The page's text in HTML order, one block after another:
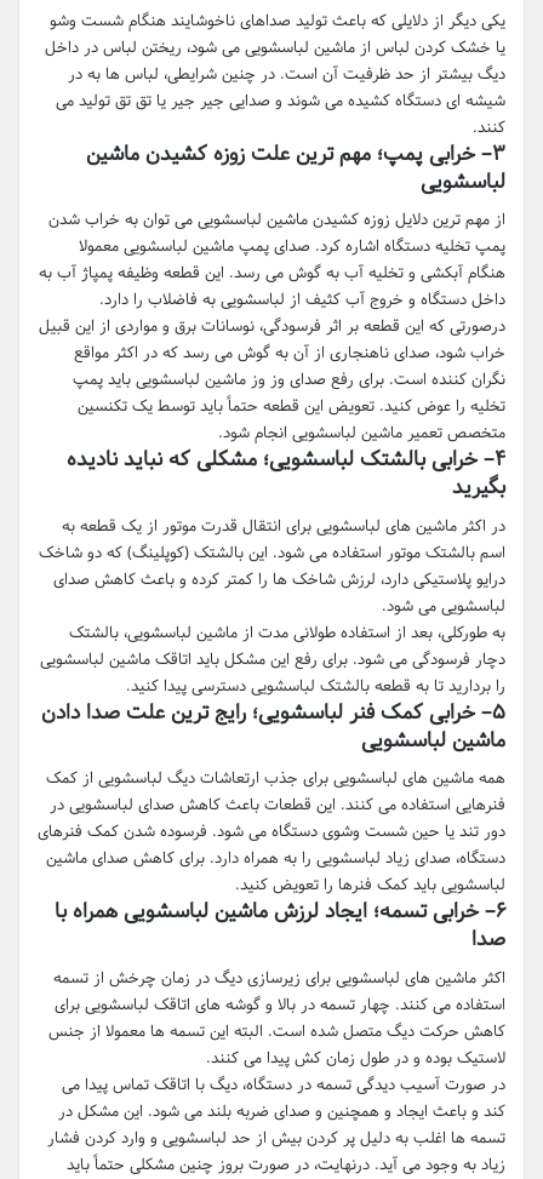
یکی دیگر از دلایلی که باعث تولید صداهای ناخوشایند هنگام شست وشو
یا خشک کردن لباس از ماشین لباسشویی می شود، ریختن لباس در داخل
دیگ بیشتر از حد ظرفیت آن است. در چنین شرایطی، لباس ها به در
شیشه ای دستگاه کشیده می شوند و صدایی جیر جیر یا تق تق تولید می
کنند.
۳–خرابی پمپ؛ مهم ترین علت زوزه کشیدن ماشین
لباسشویی
از مهم ترین دلایل زوزه کشیدن ماشین لباسشویی می توان به خراب شدن
پمپ تخلیه دستگاه اشاره کرد. صدای پمپ ماشین لباسشویی معمولا
هنگام آبکشی و تخلیه آب به گوش می رسد. این قطعه وظیفه پمپاژ آب به
داخل دستگاه و خروج آب کثیف از لباسشویی به فاضلاب را دارد.
درصورتی که این قطعه بر اثر فرسودگی، نوسانات برق و مواردی از این قبیل
خراب شود، صدای ناهنجاری از آن به گوش می رسد که در اکثر مواقع
نگران کننده است. برای رفع صدای وز وز ماشین لباسشویی باید پمپ
تخلیه را عوض کنید. تعویض این قطعه حتماً باید توسط یک تکنسین
متخصص تعمیر ماشین لباسشویی انجام شود.
۴–خرابی بالشتک لباسشویی؛ مشکلی که نباید نادیده
بگیرید
در اکثر ماشین های لباسشویی برای انتقال قدرت موتور از یک قطعه به
اسم بالشتک موتور استفاده می شود. این بالشتک (کوپلینگ) که دو شاخک
درایو پلاستیکی دارد، لرزش شاخک ها را کمتر کرده و باعث کاهش صدای
لباسشویی می شود.
به طورکلی، بعد از استفاده طولانی مدت از ماشین لباسشویی، بالشتک
دچار فرسودگی می شود. برای رفع این مشکل باید اتاقک ماشین لباسشویی
را بردارید تا به قطعه بالشتک لباسشویی دسترسی پیدا کنید.
۵–خرابی کمک فنر لباسشویی؛ رایج ترین علت صدا دادن
ماشین لباسشویی
همه ماشین های لباسشویی برای جذب ارتعاشات دیگ لباسشویی از کمک
فنرهایی استفاده می کنند. این قطعات باعث کاهش صدای لباسشویی در
دور تند یا حین شست وشوی دستگاه می شود. فرسوده شدن کمک فنرهای
دستگاه، صدای زیاد لباسشویی را به همراه دارد. برای کاهش صدای ماشین
لباسشویی باید کمک فنرها را تعویض کنید.
۶–خرابی تسمه؛ ایجاد لرزش ماشین لباسشویی همراه با
صدا
اکثر ماشین های لباسشویی برای زیرسازی دیگ در زمان چرخش از تسمه
استفاده می کنند. چهار تسمه در بالا و گوشه های اتاقک لباسشویی برای
کاهش حرکت دیگ متصل شده است. البته این تسمه ها معمولا از جنس
لاستیک بوده و در طول زمان کش پیدا می کنند.
در صورت آسیب دیدگی تسمه در دستگاه، دیگ با اتاقک تماس پیدا می
کند و باعث ایجاد و همچنین و صدای ضربه بلند می شود. این مشکل در
تسمه ها اغلب به دلیل پر کردن بیش از حد لباسشویی و وارد کردن فشار
زیاد به وجود می آید. درنهایت، در صورت بروز چنین مشکلی حتماً باید